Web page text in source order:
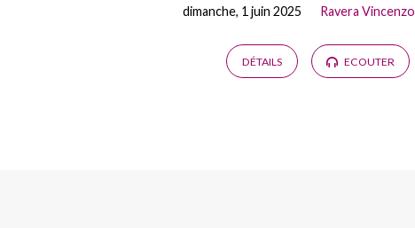
dimanche, 1 juin 2025 Ravera Vincenzo
DÉTAILS ECOUTER